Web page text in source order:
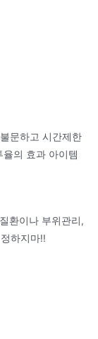
문하고 시간제한
의 효과 아이템
환이나 부위관리,
하지마!!